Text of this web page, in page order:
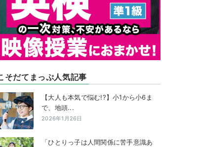
そだてまっぷ人気記事
【大人も本気で悩む!?】小1から小6ま
で、地頭...
2026年1月26日
「ひとりっ子は人間関係に苦手意識あ